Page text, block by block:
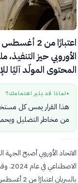
الأوروبي حيز
المحتوى المولّد آليًا
● لماذا قد يثير اهتمامك؟
هذا القرار يمس كل
من مخاطر التضليل
الاتحاد الأوروبي أصبح الجهة